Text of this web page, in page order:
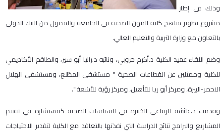
وذلك في إطار
مشروع تطوير مناهج كلية المهن الصحية في الجامعة والممول من البنك الدولي
بالتعاون مع وزارة التربية والتعليم العالي.
وضم اللقاء عميد الكلية د.أكرم خروبي، ونائبه د.رانيا أبو سير، والطاقم الأكاديمي
للكلية وممثلين عن القطاعات الصحية " مستشفى المطّلع، ومستشفى الهلال
الاحمر-البيرة، ومركز أبو ريا للتأهيل، ومركز رؤية للأشعة ".
وقدمت د.عائشة الرفاعي الخبيرة في السياسات الصحية كمستشارة في تقييم
المشاريع والبرامج نتائج الدراسة التي نفذتها بالتعاقد مع الكلية لتقدير الاحتياجات